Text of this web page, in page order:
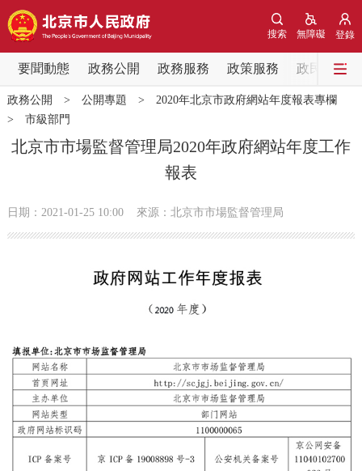
登錄
無障礙
搜索
要聞動態 政務公開 政務服務 政策服務 政民互動
要聞動態
黨中央精神 國務院資訊 中央部委動態
北京要聞 會議資訊 部門動態
機構職能
決策公開 專題公開
政務服務
個人服務 法人服務 部門服務
政務公開 > 公開專題 > 2020年北京市政府網站年度報表專欄
> 市級部門
北京市市場監督管理局2020年政府網站年度工作
報表
日期：2021-01-25 10:00 來源：北京市市場監督管理局